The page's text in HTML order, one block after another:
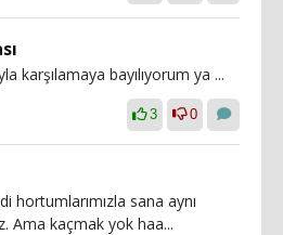
karşılamaya bayılıyorum ya ...
3 0
hortumlarımızla sana aynı
Ama kaçmak yok haa...